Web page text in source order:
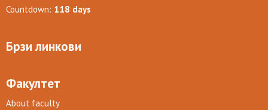
Countdown: 118 days
Брзи линкови
Факултет
About faculty